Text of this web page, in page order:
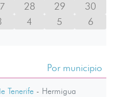
28 29
30
4 5 6
Por municipio
Tenerife- Hermigua